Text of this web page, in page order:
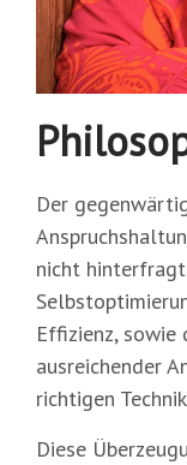
Der
nicht
Effizienz,
ausreichender
richtigen
Diese